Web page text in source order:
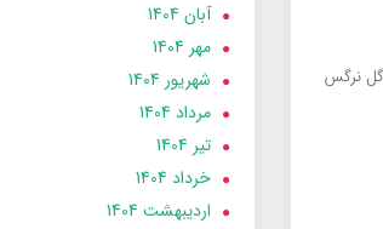
آبان 1404
مهر 1404
شهریور 1404
مرداد 1404
تير 1404
خرداد 1404
ارديبهشت 1404